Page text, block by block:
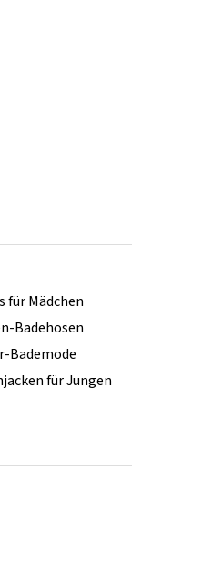
für Mädchen
Badehosen
Bademode
für Jungen